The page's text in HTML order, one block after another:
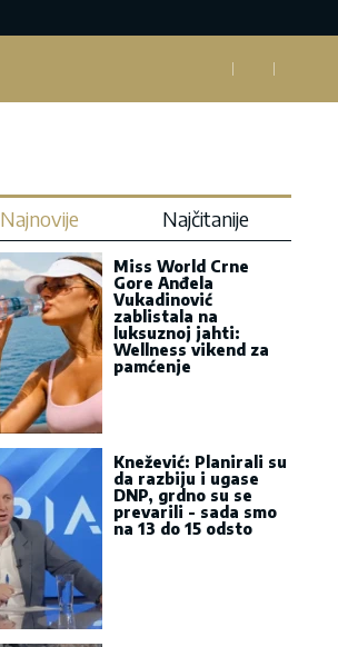
Najnovije Najčitanije
Miss World Crne
Gore Anđela
Vukadinović
zablistala na
luksuznoj jahti:
Wellness vikend za
pamćenje
Knežević: Planirali su
da razbiju i ugase
DNP, grdno su se
prevarili - sada smo
na 13 do 15 odsto